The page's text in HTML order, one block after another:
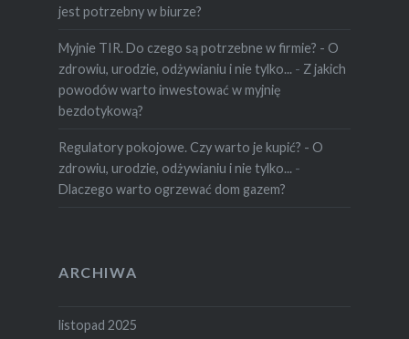
jest potrzebny w biurze?
Myjnie TIR. Do czego są potrzebne w firmie? - O
zdrowiu, urodzie, odżywianiu i nie tylko... - Z jakich
powodów warto inwestować w myjnię
bezdotykową?
Regulatory pokojowe. Czy warto je kupić? - O
zdrowiu, urodzie, odżywianiu i nie tylko... -
Dlaczego warto ogrzewać dom gazem?
ARCHIWA
listopad 2025